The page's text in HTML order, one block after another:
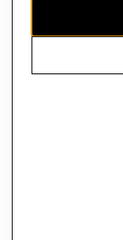
El contenido de esta